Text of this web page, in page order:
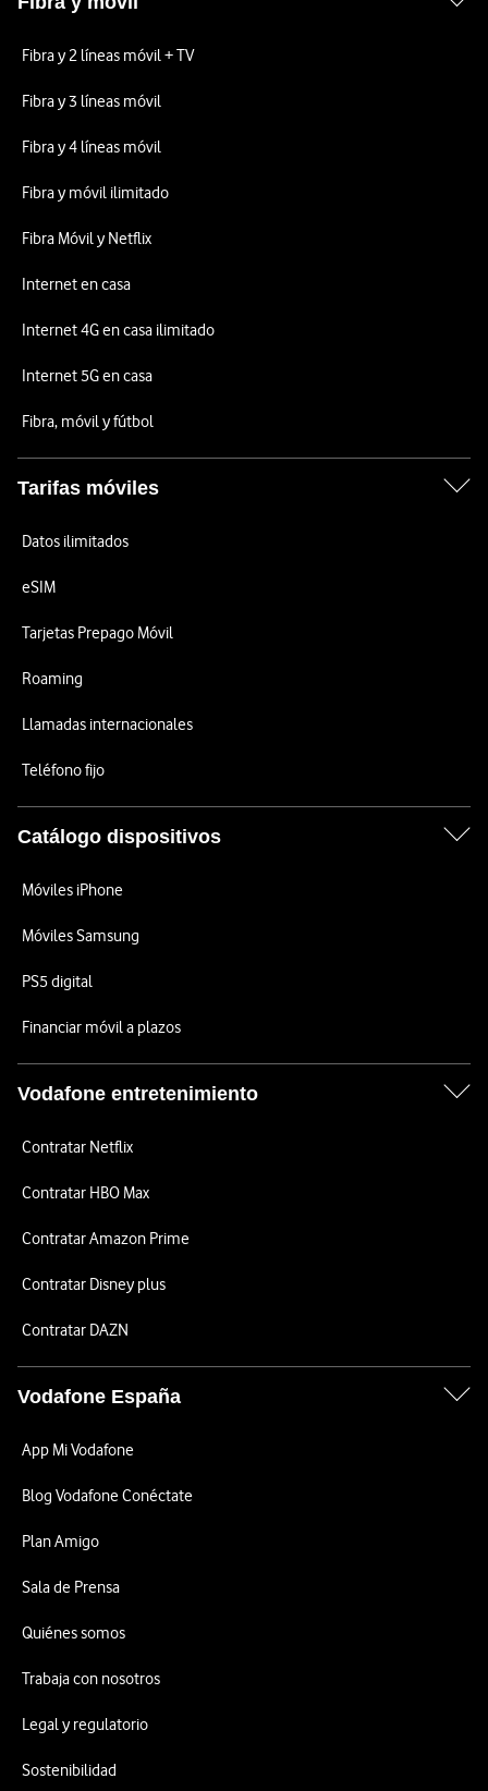
Fibra y 2 líneas móvil + TV
Fibra y 3 líneas móvil
Fibra y 4 líneas móvil
Fibra y móvil ilimitado
Fibra Móvil y Netflix
Internet en casa
Internet 4G en casa ilimitado
Internet 5G en casa
Fibra, móvil y fútbol
Tarifas móviles
Datos ilimitados
eSIM
Tarjetas Prepago Móvil
Roaming
Llamadas internacionales
Teléfono fijo
Catálogo dispositivos
Móviles iPhone
Móviles Samsung
PS5 digital
Financiar móvil a plazos
Vodafone entretenimiento
Contratar Netflix
Contratar HBO Max
Contratar Amazon Prime
Contratar Disney plus
Contratar DAZN
Vodafone España
App Mi Vodafone
Blog Vodafone Conéctate
Plan Amigo
Sala de Prensa
Quiénes somos
Trabaja con nosotros
Legal y regulatorio
Sostenibilidad